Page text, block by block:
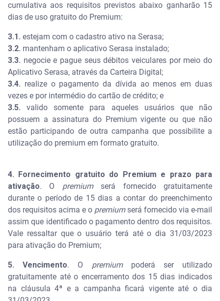
cumulativa aos requisitos previstos abaixo ganharão 15
dias de uso gratuito do Premium:
3.1. estejam com o cadastro ativo na Serasa;
3.2. mantenham o aplicativo Serasa instalado;
3.3. negocie e pague seus débitos veiculares por meio do
Aplicativo Serasa, através da Carteira Digital;
3.4. realize o pagamento da dívida ao menos em duas
vezes e por intermédio do cartão de crédito; e
3.5.valido somente para aqueles usuários que não
possuem a assinatura do Premium vigente ou que não
estão participando de outra campanha que possibilite a
utilização do premium em formato gratuito.
4. Fornecimento gratuito do Premium e prazo para
ativação. O premiumserá fornecido gratuitamente
durante o período de 15 dias a contar do preenchimento
dos requisitos acima e o premiumserá fornecido via e-mail
assim que identificado o pagamento dentro dos requisitos.
Vale ressaltar que o usuário terá até o dia 31/03/2023
para ativação do Premium;
5. Vencimento. O premiumpoderá ser utilizado
gratuitamente até o encerramento dos 15 dias indicados
na cláusula 4ª e a campanha ficará vigente até o dia